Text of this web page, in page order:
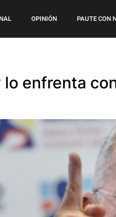
OPINIÓN PAUTE CON
enfrenta